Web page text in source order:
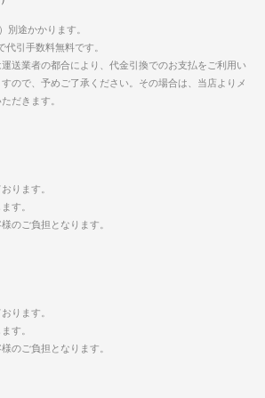
別途かかります。
引手数料無料です。
送業者の都合により、代金引換でのお支払をご利用い
ので、予めご了承ください。その場合は、当店よりメ
だきます。
ります。
す。
のご負担となります。
ります。
す。
のご負担となります。